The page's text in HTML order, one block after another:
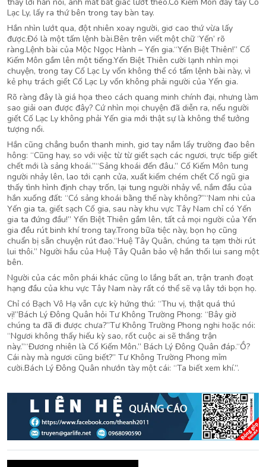
Lạc Ly, lấy ra thứ bên trong tay bàn tay.
Hắn nhìn lướt qua, đột nhiên xoay người, giơ cao thứ vừa lấy
được.Đó là một tấm lệnh bài.Bên trên viết một chữ ‘Yến’ rõ
ràng.Lệnh bài của Mộc Ngọc Hành – Yến gia.“Yến Biệt Thiên!” Cố
Kiếm Môn gầm lên một tiếng.Yến Biệt Thiên cười lạnh nhìn mọi
chuyện, trong tay Cố Lạc Ly vốn không thể có tấm lệnh bài này, vì
kẻ phụ trách giết Cố Lạc Ly vốn không phải người của Yến gia.
Rõ ràng đây là giá họa theo cách quang minh chính đại, nhưng làm
sao giải oan được đây? Cứ nhìn mọi chuyện đã diễn ra, nếu người
giết Cố Lạc Ly không phải Yến gia mới thật sự là không thể tưởng
tượng nổi.
Hắn cũng chẳng buồn thanh minh, giơ tay nắm lấy trường đao bên
hông: “Cũng hay, so với việc từ từ giết sạch các ngươi, trực tiếp giết
chết mới là sảng khoái.”“Sảng khoái đến đâu.” Cố Kiếm Môn tung
người nhảy lên, lao tới cạnh cửa, xuất kiếm chém chết Cố ngũ gia
thấy tình hình định chạy trốn, lại tung người nhảy về, nắm đầu của
hắn xuống đất: “Có sảng khoái bằng thế này không?”“Nam nhi của
Yến gia ta, giết sạch Cố gia, sau này khu vực Tây Nam chỉ có Yến
gia ta đứng đầu!” Yến Biệt Thiên gầm lên, tất cả mọi người của Yến
gia đều rút binh khí trong tay.Trong bữa tiệc này, bọn họ cũng
chuẩn bị sẵn chuyện rút đao.“Huệ Tây Quân, chúng ta tạm thời rút
lui thôi.” Người hầu của Huệ Tây Quân bảo vệ hắn thối lui sang một
bên.
Người của các môn phái khác cũng lo lắng bất an, trận tranh đoạt
hạng đầu của khu vực Tây Nam này rất có thể sẽ vạ lây tới bọn họ.
Chỉ có Bạch Vô Hạ vẫn cực kỳ hứng thú: “Thu vị, thật quá thú
vị!”Bách Lý Đông Quân hỏi Tư Không Trường Phong: “Bây giờ
chúng ta đã đi được chưa?”Tư Không Trường Phong nghi hoặc nói:
“Ngươi không thấy hiếu kỳ sao, rốt cuộc ai sẽ thắng trận
này.”“Đương nhiên là Cố Kiếm Môn.” Bách Lý Đông Quân đáp.“Ồ?
Cái này mà ngươi cũng biết?” Tư Không Trường Phong mỉm
cười.Bách Lý Đông Quân nhướn tày một cái: “Ta biết xem khí.”.